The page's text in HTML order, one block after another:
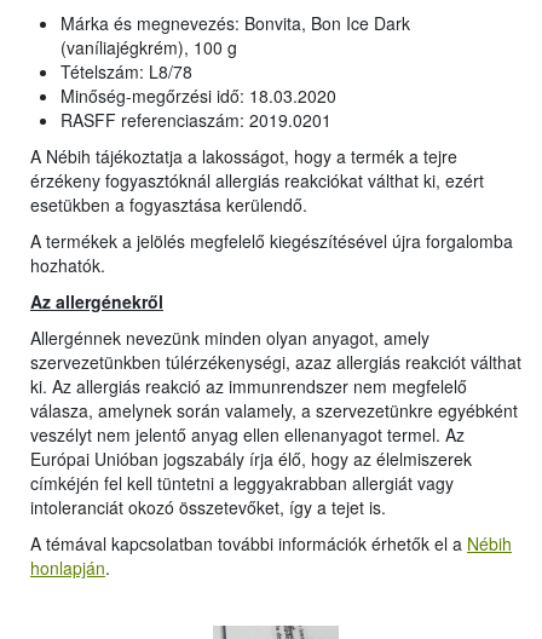
Márka és megnevezés: Bonvita, Bon Ice Dark
(vaníliajégkrém), 100 g
Tételszám: L8/78
Minőség-megőrzési idő: 18.03.2020
RASFF referenciaszám: 2019.0201
A Nébih tájékoztatja a lakosságot, hogy a termék a tejre
érzékeny fogyasztóknál allergiás reakciókat válthat ki, ezért
esetükben a fogyasztása kerülendő.
A termékek a jelölés megfelelő kiegészítésével újra forgalomba
hozhatók.
Az allergénekről
Allergénnek nevezünk minden olyan anyagot, amely
szervezetünkben túlérzékenységi, azaz allergiás reakciót válthat
ki. Az allergiás reakció az immunrendszer nem megfelelő
válasza, amelynek során valamely, a szervezetünkre egyébként
veszélyt nem jelentő anyag ellen ellenanyagot termel. Az
Európai Unióban jogszabály írja élő, hogy az élelmiszerek
címkéjén fel kell tüntetni a leggyakrabban allergiát vagy
intoleranciát okozó összetevőket, így a tejet is.
A témával kapcsolatban további információk érhetők el a Nébih
honlapján.